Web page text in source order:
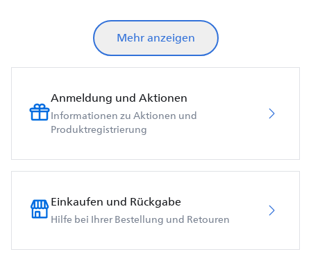
Mehr anzeigen
Anmeldung und Aktionen
Informationen zu Aktionen und
Produktregistrierung
Einkaufen und Rückgabe
Hilfe bei Ihrer Bestellung und Retouren